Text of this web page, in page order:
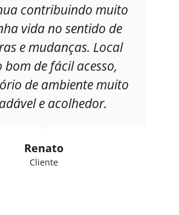
contribuindo muito
vida no sentido de
e mudanças. Local
de fácil acesso,
de ambiente muito
e acolhedor.
Renato
Cliente